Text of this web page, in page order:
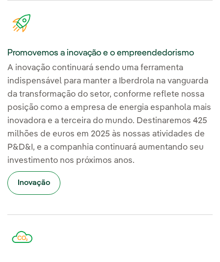
Promovemos a inovação e o empreendedorismo
A inovação continuará sendo uma ferramenta
indispensável para manter a Iberdrola na vanguarda
da transformação do setor, conforme reflete nossa
posição como a empresa de energia espanhola mais
inovadora e a terceira do mundo. Destinaremos 425
milhões de euros em 2025 às nossas atividades de
P&D&I, e a companhia continuará aumentando seu
investimento nos próximos anos.
Inovação